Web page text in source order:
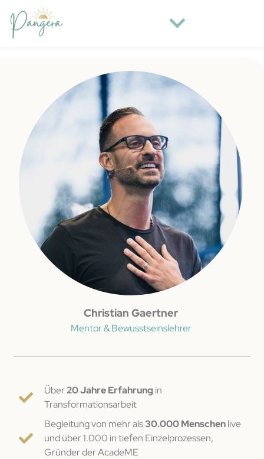
Christian Gaertner
Mentor & Bewusstseinslehrer
Über20 Jahre Erfahrungin
Transformationsarbeit
Begleitung von mehr als30.000 Menschenlive
und über 1.000 in tiefen Einzelprozessen,
Gründer der AcadeME